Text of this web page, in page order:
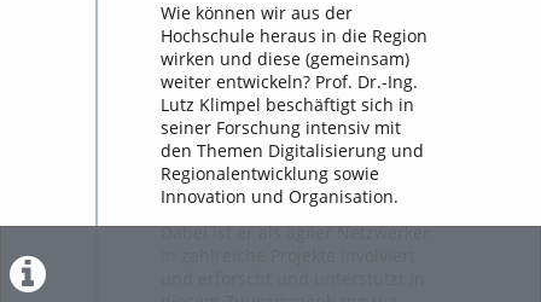
Wie können wir aus der
Hochschule heraus in die Region
wirken und diese (gemeinsam)
weiter entwickeln? Prof. Dr.-Ing.
Lutz Klimpel beschäftigt sich in
seiner Forschung intensiv mit
den Themen Digitalisierung und
Regionalentwicklung sowie
Innovation und Organisation.
Dabei ist er als agiler Netzwerker